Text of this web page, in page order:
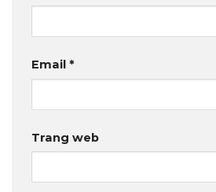
Email *
Trang web